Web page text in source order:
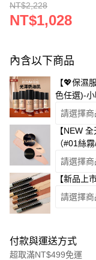
NT$2,228
NT$1,028
內含以下商品
【💖保
色任選)-
請選擇
【NEW
（#01絲
請選擇
【新品上
請選擇
付款與運送方式
超取滿NT$499免運